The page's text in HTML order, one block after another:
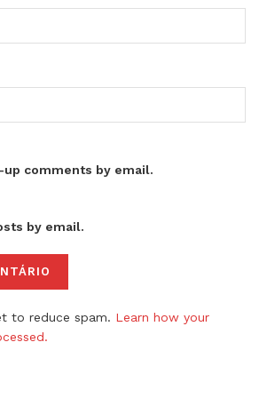
comments by email.
by email.
to reduce spam. Learn how your